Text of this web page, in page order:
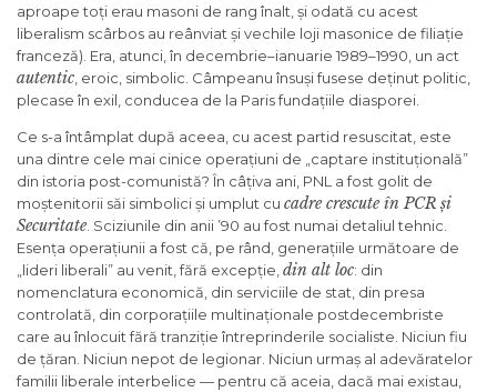
aproape toți erau masoni de rang înalt, și odată cu acest
liberalism scârbos au reânviat și vechile loji masonice de filiație
franceză). Era, atunci, în decembrie–ianuarie 1989–1990, un act
autentic , eroic, simbolic. Câmpeanu însuși fusese deținut politic,
plecase în exil, conducea de la Paris fundațiile diasporei.
Ce s-a întâmplat după aceea, cu acest partid resuscitat, este
una dintre cele mai cinice operațiuni de „captare instituțională”
din istoria post-comunistă? În câțiva ani, PNL a fost golit de
moștenitorii săi simbolici și umplut cu cadre crescute în PCR și
Securitate. Sciziunile din anii ’90 au fost numai detaliul tehnic.
Esența operațiunii a fost că, pe rând, generațiile următoare de
„lideri liberali” au venit, fără excepție, din alt loc: din
nomenclatura economică, din serviciile de stat, din presa
controlată, din corporațiile multinaționale postdecembriste
care au înlocuit fără tranziție întreprinderile socialiste. Niciun fiu
de țăran. Niciun nepot de legionar. Niciun urmaș al adevăratelor
familii liberale interbelice — pentru că aceia, dacă mai existau,